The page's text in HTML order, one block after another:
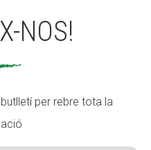
NOS!
per rebre tota la